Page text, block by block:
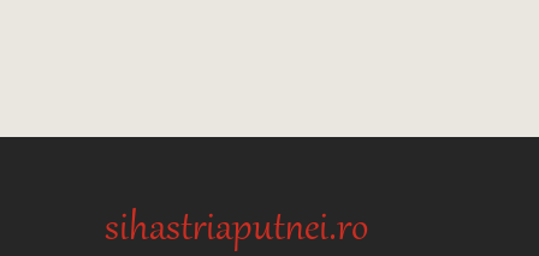
sihastriaputnei.ro